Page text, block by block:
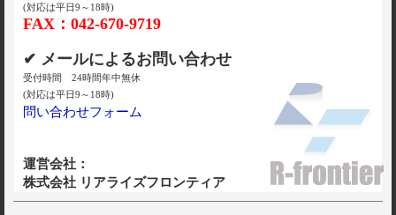
(対応は平日9～18時)
FAX：042-670-9719
✔ メールによるお問い合わせ
受付時間 24時間年中無休
(対応は平日9～18時)
問い合わせフォーム
運営会社：
株式会社 リアライズフロンティア